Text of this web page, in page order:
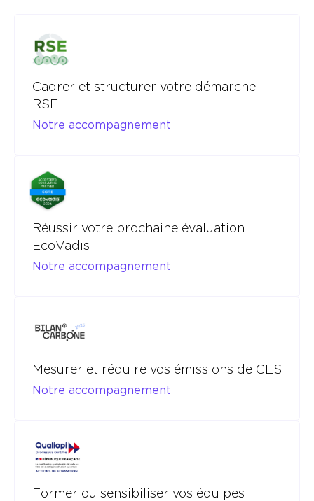
Cadrer et structurer votre démarche
RSE
Notre accompagnement
Réussir votre prochaine évaluation
EcoVadis
Notre accompagnement
Mesurer et réduire vos émissions de GES
Notre accompagnement
Former ou sensibiliser vos équipes